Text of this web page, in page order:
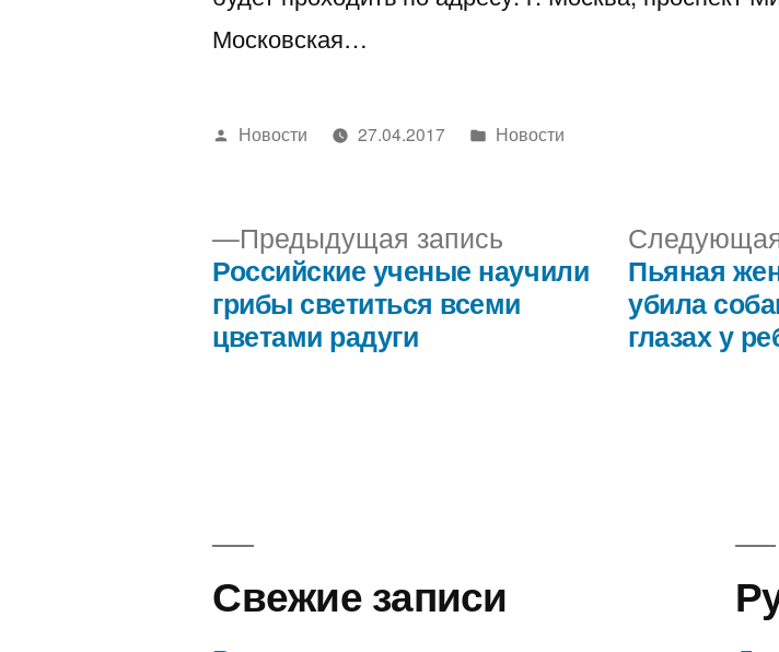
Московская…
Написано
Новости 27.04.2017
Написано
Новости
Навигация
Предыдущая запись Предыдущая
запись:
Российские ученые научили
грибы светиться всеми
цветами радуги
Пьяная
убила
глазах у
Свежие записи